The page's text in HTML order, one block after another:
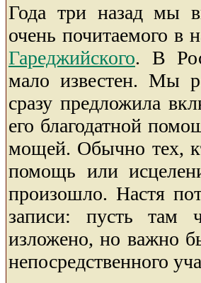
Года три назад мы
очень почитаемого
Гареджийского. В
мало известен. Мы
сразу предложила
его благодатной
мощей. Обычно тех,
помощь или
произошло. Настя
записи: пусть там
изложено, но важно
непосредственного